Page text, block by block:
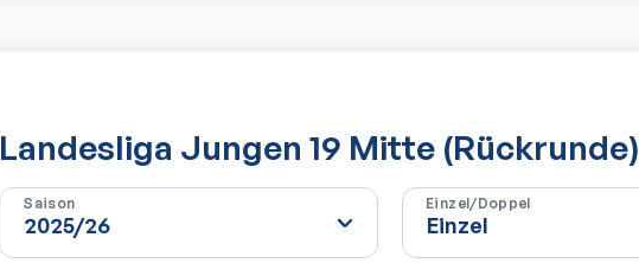
Landesliga Jungen 19 Mitte (Rückrunde)
Saison Einzel/Doppel